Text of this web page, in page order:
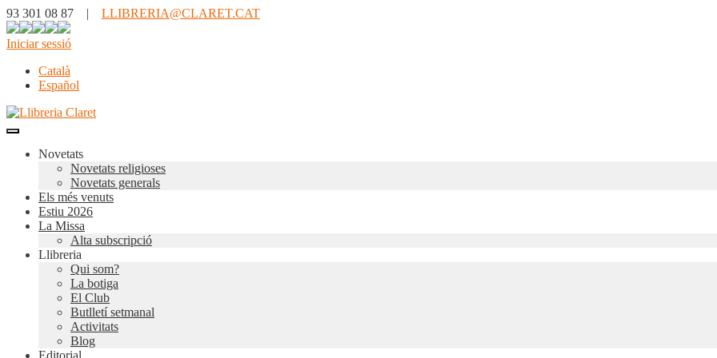
93 301 08 87 | LLIBRERIA@CLARET.CAT
Iniciar sessió
Català
Español
Novetats
Novetats religioses
Novetats generals
Els més venuts
Estiu 2026
La Missa
Alta subscripció
Llibreria
Qui som?
La botiga
El Club
Butlletí setmanal
Activitats
Blog
Editorial